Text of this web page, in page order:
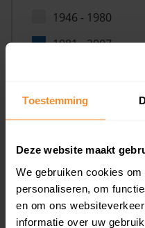
Toestemming
Deze website maakt
We gebruiken cookies
personaliseren, om
en om ons
informatie over uw
1946 - 1980
1981 - 2007
Inwoners
Type